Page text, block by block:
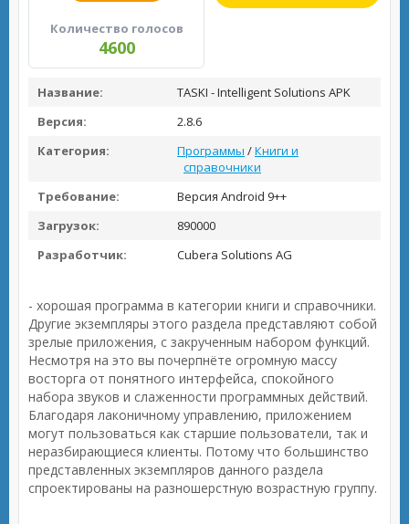
Количество голосов
4600
Название:
TASKI - Intelligent Solutions APK
Версия:
2.8.6
Категория:
Программы /Книги и
справочники
Требование:
Версия Android 9++
Загрузок:
890000
Разработчик:
Cubera Solutions AG
- хорошая программа в категории книги и справочники.
Другие экземпляры этого раздела представляют собой
зрелые приложения, с закрученным набором функций.
Несмотря на это вы почерпнёте огромную массу
восторга от понятного интерфейса, спокойного
набора звуков и слаженности программных действий.
Благодаря лаконичному управлению, приложением
могут пользоваться как старшие пользователи, так и
неразбирающиеся клиенты. Потому что большинство
представленных экземпляров данного раздела
спроектированы на разношерстную возрастную группу.